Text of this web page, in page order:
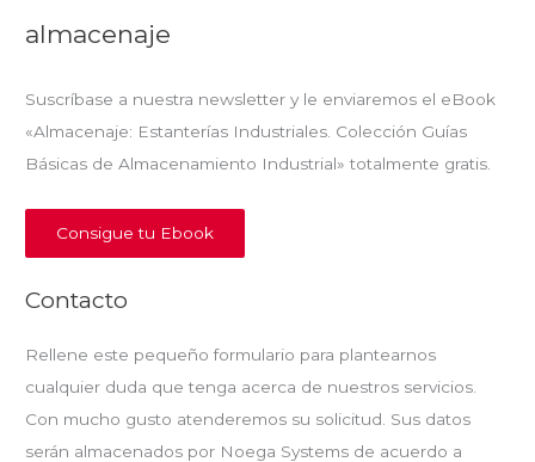
almacenaje
Suscríbase a nuestra newsletter y le enviaremos el eBook
«Almacenaje: Estanterías Industriales. Colección Guías
Básicas de Almacenamiento Industrial» totalmente gratis.
Consigue tu Ebook
Contacto
Rellene este pequeño formulario para plantearnos
cualquier duda que tenga acerca de nuestros servicios.
Con mucho gusto atenderemos su solicitud. Sus datos
serán almacenados por Noega Systems de acuerdo a